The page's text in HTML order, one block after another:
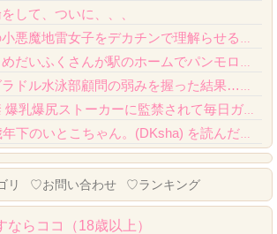
して、ついに、、、
エロ漫画『後輩の小悪魔地雷女子をデカチンで理解らせる話』をrawやhitomiを使わ...
コスプレイヤーまめだいふくさんが駅のホームでパンモロ事故
【神作確定】元グラドル水泳部顧問の弱みを握った結果…紫堂るいの布面積限界水着と『屈服...
【朗報】膣内監禁 爆乳爆尻ストーカーに監禁されて毎日ガチ絶頂生ハメ強要、クオリティが...
ぐいぐいくる10歳年下のいとこちゃん。(DKsha) を読んだんだが……これはやばい...
相互RSS
リ ♡お問い合わせ ♡ランキング
ならココ（18歳以上）